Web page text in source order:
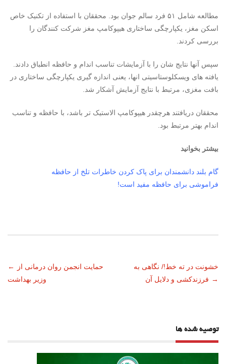
مطالعه شامل ۵۱ فرد سالم جوان بود. محققان با استفاده از تکنیک خاص
اسکن مغز، یکپارچگی ساختاری هیپوکامپ مغز شرکت کنندگان را
بررسی کردند.
سپس آنها نتایج شان را با آزمایشات تناسب اندام و حافظه انطباق دادند.
یافته های ویسکلوستاسیتی انها، یعنی اندازه گیری یکپارچگی ساختاری در
بافت مغزی، مرتبط با نتایج آزمایش آشکار شد.
محققان دریافتند هرچقدر هیپوکامپ الاستیک تر باشد، با حافظه و تناسب
اندام بهتر مرتبط بود.
بیشتر بخوانید
گام بلند دانشمندان برای پاک کردن خاطرات تلخ از حافظه
فراموشی برای حافظه مفید است!
ناوبری
نوشته
←
حمایت انجمن روان درمانی از
وزیر بهداشت
خشونت در ته خط!/ نگاهی به
فرزندکشی و دلایل آن →
توصیه شده ها